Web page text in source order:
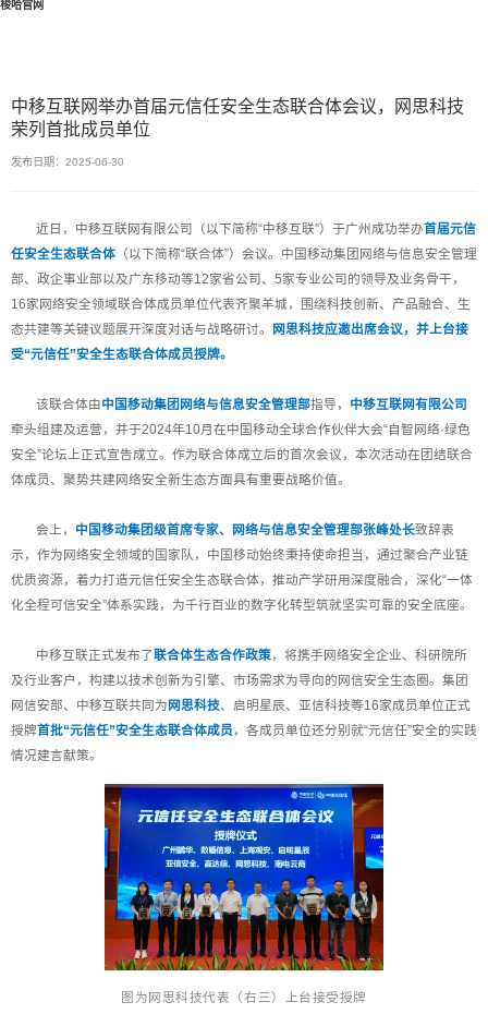
梭哈官网
中移互联网举办首届元信任安全生态联合体会议，网思科技
荣列首批成员单位
发布日期：2025-06-30
近日，中移互联网有限公司（以下简称“中移互联”）于广州成功举办首届元信
任安全生态联合体 （以下简称“联合体”）会议。中国移动集团网络与信息安全管理
部、政企事业部以及广东移动等12家省公司、5家专业公司的领导及业务骨干，
16家网络安全领域联合体成员单位代表齐聚羊城，围绕科技创新、产品融合、生
态共建等关键议题展开深度对话与战略研讨。
网思科技应邀出席会议，并上台接
受“元信任”安全生态联合体成员授牌。
该联合体由中国移动集团网络与信息安全管理部指导， 中移互联网有限公司
牵头组建及运营，并于2024年10月在中国移动全球合作伙伴大会“自智网络·绿色
安全”论坛上正式宣告成立。作为联合体成立后的首次会议，本次活动在团结联合
体成员、聚势共建网络安全新生态方面具有重要战略价值。
会上， 中国移动集团级首席专家、网络与信息安全管理部张峰处长致辞表
示，作为网络安全领域的国家队，中国移动始终秉持使命担当，通过聚合产业链
优质资源，着力打造元信任安全生态联合体，推动产学研用深度融合，深化“一体
化全程可信安全”体系实践，为千行百业的数字化转型筑就坚实可靠的安全底座。
中移互联正式发布了联合体生态合作政策，将携手网络安全企业、科研院所
及行业客户，构建以技术创新为引擎、市场需求为导向的网信安全生态圈。集团
网信安部、中移互联共同为 网思科技、启明星辰、亚信科技等16家成员单位正式
授牌首批“元信任”安全生态联合体成员 ，各成员单位还分别就“元信任”安全的实践
情况建言献策。
图为网思科技代表（右三）上台接受授牌